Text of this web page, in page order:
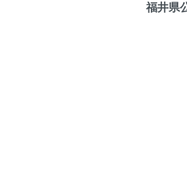
福井県